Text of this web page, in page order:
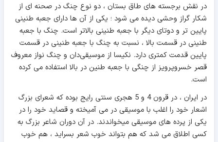
در نقش برجسته های طاق بستان ، دو نوع چنگ در صحنه ای از
شکار گراز وحشی دیده می شود ؛ یکی از آن ها دارای جعبه طنینی
پایین تر و دوتای دیگر با جعبه طنینی بالاتر است. چنگ با جعبه
طنینی در قسمت بالا ، نسبت به چنگ با جعبه طنینی در قسمت
پایین قدمت کمتری دارد. نکیسا از موسیقی‌دان و چنگ‌ نواز معروف
قصر خسروپرویز از چنگی با جعبه طنین در بالا استفاده می کرده
است.
در ایران ، در قرون 4 و 5 هجری سنتی رایج بوده که شعرای بزرگ
اشعار خود را اغلب با موسیقی در می آمیخته و قصاید خود را در
یکی از پرده های موسیقی میخواندند. در آن دوران شاعر بزرگ به
کسی اطلاق می شد که هم بتواند خوب شعر بسراید ، هم خوب